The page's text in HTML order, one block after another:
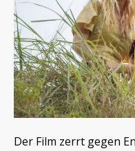
Der Film zerrt gegen